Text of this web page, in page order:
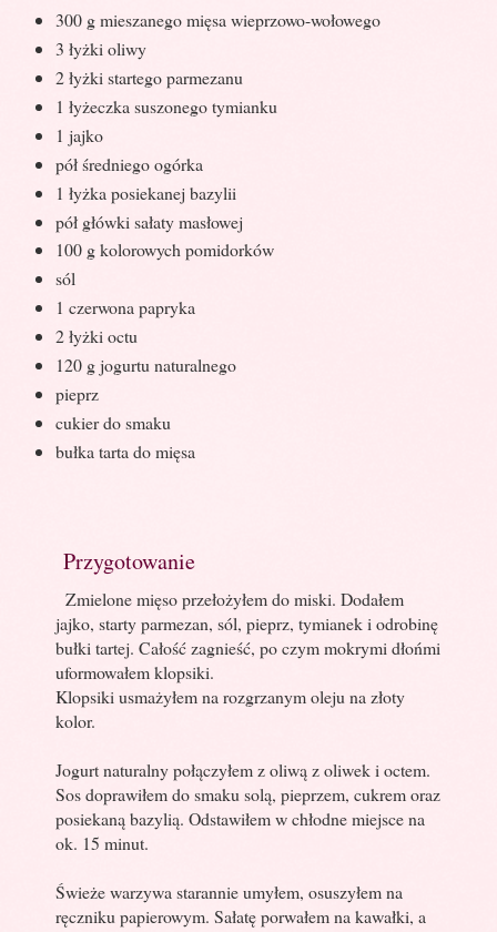
300 g mieszanego mięsa wieprzowo-wołowego
3 łyżki oliwy
2 łyżki startego parmezanu
1 łyżeczka suszonego tymianku
1 jajko
pół średniego ogórka
1 łyżka posiekanej bazylii
pół główki sałaty masłowej
100 g kolorowych pomidorków
sól
1 czerwona papryka
2 łyżki octu
120 g jogurtu naturalnego
pieprz
cukier do smaku
bułka tarta do mięsa
Przygotowanie
Zmielone mięso przełożyłem do miski. Dodałem
jajko, starty parmezan, sól, pieprz, tymianek i odrobinę
bułki tartej. Całość zagnieść, po czym mokrymi dłońmi
uformowałem klopsiki.
Klopsiki usmażyłem na rozgrzanym oleju na złoty
kolor.
Jogurt naturalny połączyłem z oliwą z oliwek i octem.
Sos doprawiłem do smaku solą, pieprzem, cukrem oraz
posiekaną bazylią. Odstawiłem w chłodne miejsce na
ok. 15 minut.
Świeże warzywa starannie umyłem, osuszyłem na
ręczniku papierowym. Sałatę porwałem na kawałki, a